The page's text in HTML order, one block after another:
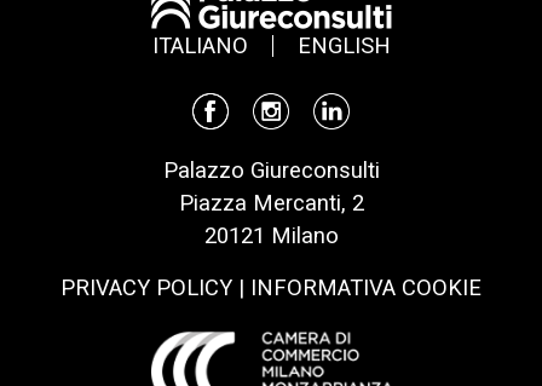
ITALIANO ENGLISH
Palazzo Giureconsulti
Piazza Mercanti, 2
20121 Milano
PRIVACY POLICY | INFORMATIVA COOKIE